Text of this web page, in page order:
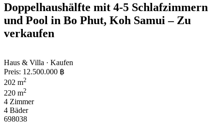
Doppelhaushälfte mit 4-5 Schlafzimmern
und Pool in Bo Phut, Koh Samui – Zu
verkaufen
Haus & Villa · Kaufen
Preis: 12.500.000 ฿
202 m2
220 m2
4 Zimmer
4 Bäder
698038